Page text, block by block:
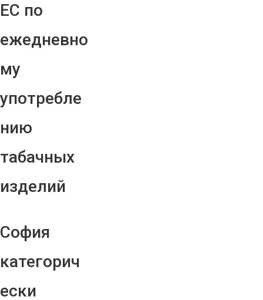
ЕС по
ежедневно
му
употребле
нию
табачных
изделий
София
категорич
ески